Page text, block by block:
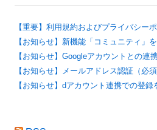
【重要】利用規約およびプライバシー
【お知らせ】新機能「コミュニティ」
【お知らせ】Googleアカウントとの連
【お知らせ】メールアドレス認証（必
【お知らせ】dアカウント連携での登